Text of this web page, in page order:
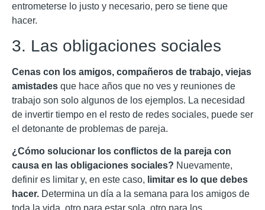
entrometerse lo justo y necesario, pero se tiene que
hacer.
3. Las obligaciones sociales
Cenas con los amigos, compañeros de trabajo, viejas
amistades que hace años que no ves y reuniones de
trabajo son solo algunos de los ejemplos. La necesidad
de invertir tiempo en el resto de redes sociales, puede ser
el detonante de problemas de pareja.
¿Cómo solucionar los conflictos de la pareja con
causa en las obligaciones sociales? Nuevamente,
definir es limitar y, en este caso, limitar es lo que debes
hacer. Determina un día a la semana para los amigos de